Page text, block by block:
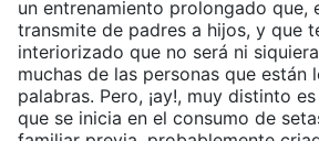
un entrenamiento prolongado que,
transmite de padres a hijos, y que
interiorizado que no será ni
muchas de las personas que están
palabras. Pero, ¡ay!, muy distinto
que se inicia en el consumo de